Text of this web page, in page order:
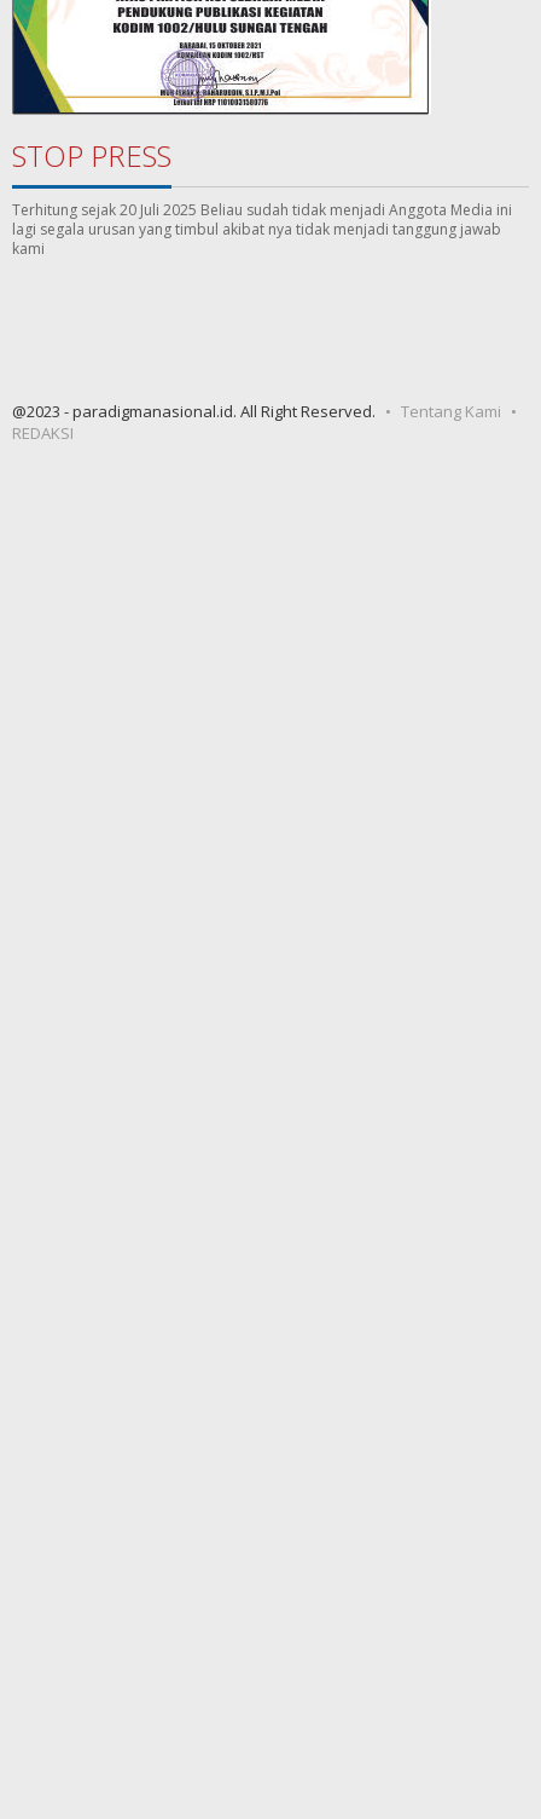
STOP PRESS
Terhitung sejak 20 Juli 2025 Beliau sudah tidak menjadi Anggota Media ini
lagi segala urusan yang timbul akibat nya tidak menjadi tanggung jawab
kami
@2023 - paradigmanasional.id. All Right Reserved.
Tentang Kami
REDAKSI